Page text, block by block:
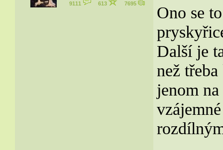
9111
613 7695
Ono se
Další je
než
jenom